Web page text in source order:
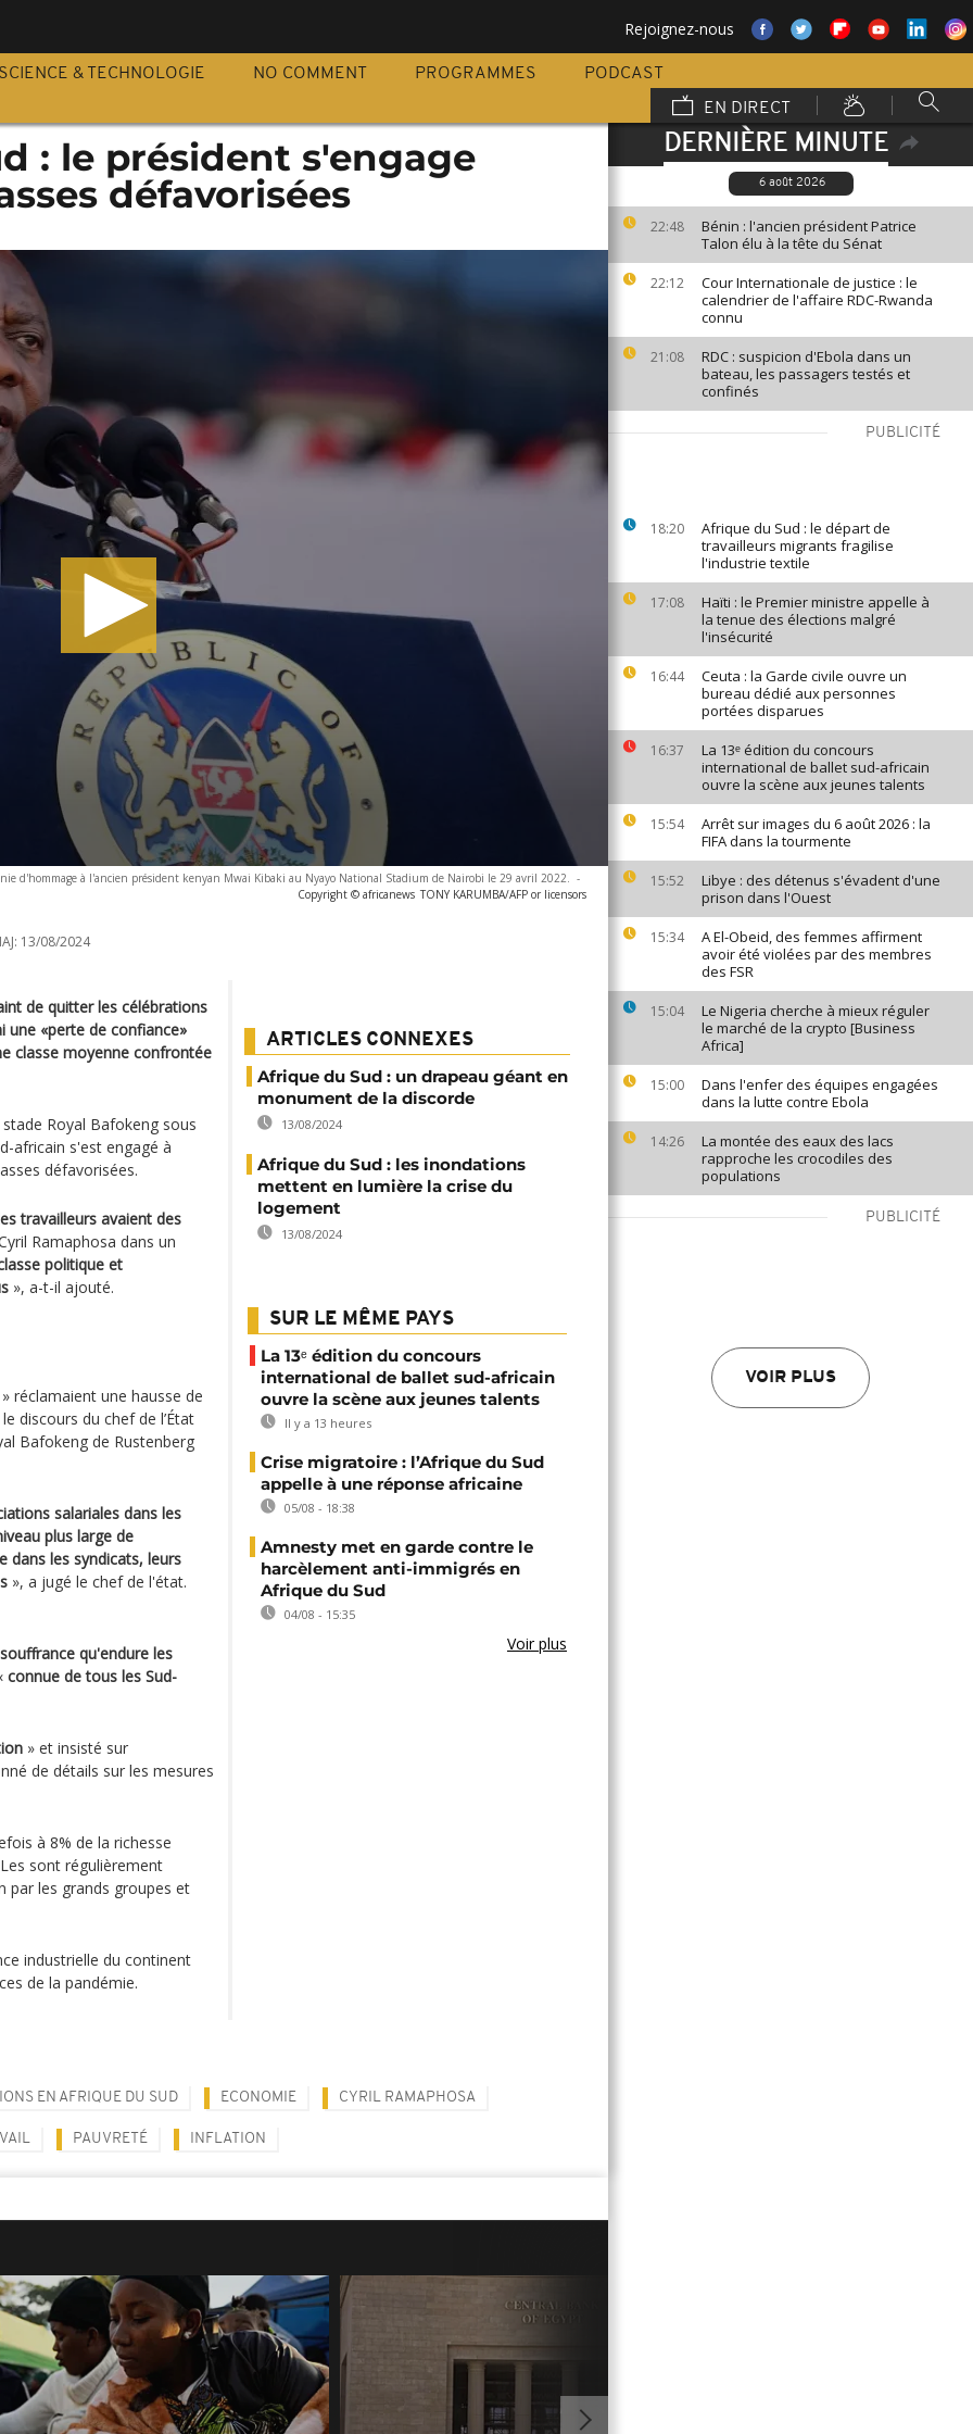
Rejoignez-nous
SCIENCE & TECHNOLOGIE NO COMMENT PROGRAMMES
PODCAST
EN DIRECT
DERNIÈRE MINUTE
6 août 2026
22:48
Bénin : l'ancien président Patrice
Talon élu à la tête du Sénat
22:12
Cour Internationale de justice : le
calendrier de l'affaire RDC-Rwanda
connu
21:08
RDC : suspicion d'Ebola dans un
bateau, les passagers testés et
confinés
PUBLICITÉ
18:20
Afrique du Sud : le départ de
travailleurs migrants fragilise
l'industrie textile
17:08
Haïti : le Premier ministre appelle à
la tenue des élections malgré
l'insécurité
16:44
Ceuta : la Garde civile ouvre un
bureau dédié aux personnes
portées disparues
16:37
La 13ᵉ édition du concours
international de ballet sud-africain
ouvre la scène aux jeunes talents
15:54
Arrêt sur images du 6 août 2026 : la
FIFA dans la tourmente
15:52
Libye : des détenus s'évadent d'une
prison dans l'Ouest
15:34
A El-Obeid, des femmes affirment
avoir été violées par des membres
des FSR
15:04
Le Nigeria cherche à mieux réguler
le marché de la crypto [Business
Africa]
15:00
Dans l'enfer des équipes engagées
dans la lutte contre Ebola
14:26
La montée des eaux des lacs
rapproche les crocodiles des
populations
PUBLICITÉ
VOIR PLUS
: le président s'engage
défavorisées
d'hommage à l'ancien président kenyan Mwai Kibaki au Nyayo National Stadium de Nairobi le 29 avril 2022. -
Copyright © africanews TONY KARUMBA/AFP or licensors
13/08/2024
de quitter les célébrations
une «perte de confiance»
classe moyenne confrontée
Royal Bafokeng sous
africain s'est engagé à
défavorisées.
travailleurs avaient des
Ramaphosa dans un
politique et
», a-t-il ajouté.
réclamaient une hausse de
discours du chef de l’État
Bafokeng de Rustenberg
salariales dans les
plus large de
les syndicats, leurs
», a jugé le chef de l'état.
qu'endure les
connue de tous les Sud-
» et insisté sur
de détails sur les mesures
à 8% de la richesse
sont régulièrement
par les grands groupes et
industrielle du continent
de la pandémie.
ARTICLES CONNEXES
Afrique du Sud : un drapeau géant en
monument de la discorde
13/08/2024
Afrique du Sud : les inondations
mettent en lumière la crise du
logement
13/08/2024
SUR LE MÊME PAYS
La 13ᵉ édition du concours
international de ballet sud-africain
ouvre la scène aux jeunes talents
Il y a 13 heures
Crise migratoire : l’Afrique du Sud
appelle à une réponse africaine
05/08 - 18:38
Amnesty met en garde contre le
harcèlement anti-immigrés en
Afrique du Sud
04/08 - 15:35
Voir plus
EN AFRIQUE DU SUD ECONOMIE CYRIL RAMAPHOSA
PAUVRETÉ INFLATION